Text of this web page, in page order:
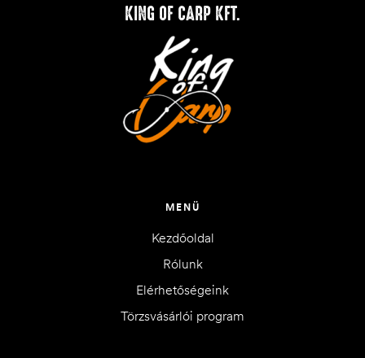
KING OF CARP KFT.
MENÜ
Kezdőoldal
Rólunk
Elérhetőségeink
Törzsvásárlói program